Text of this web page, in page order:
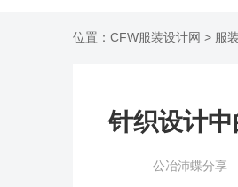
位置： CFW服装设计网 > 服
针织设计
公冶沛蝶分享